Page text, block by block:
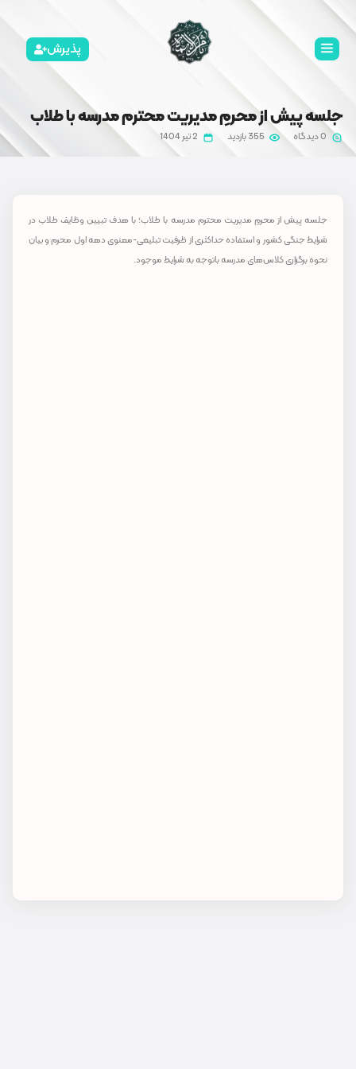
پذیرش
محترم مدرسه با طلاب
2 تیر 1404
مدرسه با طلاب؛ با هدف تبیین وظایف طلاب در
از ظرفیت تبلیغی-معنوی دهه اول محرم و بیان
به شرایط موجود.